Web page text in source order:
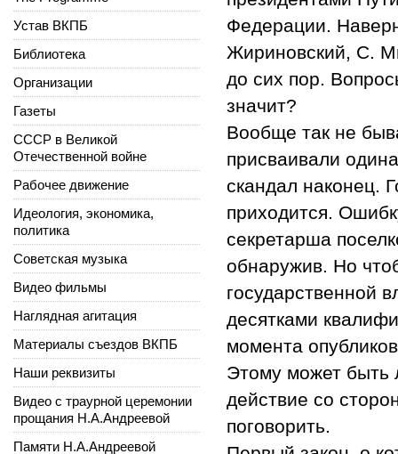
Федерации.
Жириновский, С.
до сих пор.
значит?
Вообще так не
присваивали
скандал наконец.
приходится.
секретарша
обнаружив. Но
государственной
десятками
момента
Этому может
действие со
поговорить.
Устав ВКПБ
Библиотека
Организации
Газеты
СССР в Великой
Отечественной войне
Рабочее движение
Идеология, экономика,
политика
Советская музыка
Видео фильмы
Наглядная агитация
Материалы съездов ВКПБ
Наши реквизиты
Видео с траурной церемонии
прощания Н.А.Андреевой
Памяти Н.А.Андреевой